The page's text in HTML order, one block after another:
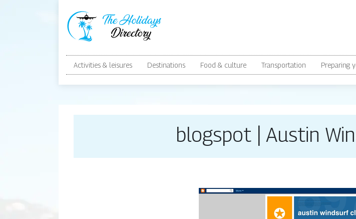
Activities & leisures Destinations Food & culture Transportation Preparing
blogspot | Austin